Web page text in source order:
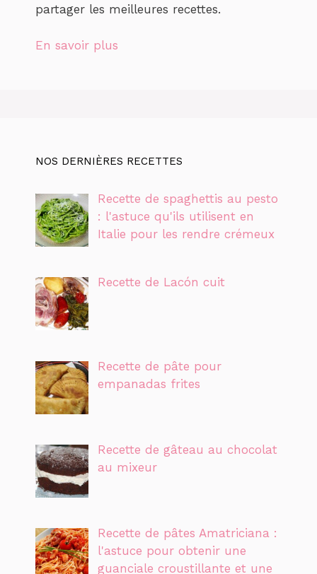
partager les meilleures recettes.
En savoir plus
NOS DERNIÈRES RECETTES
Recette de spaghettis au pesto
: l'astuce qu'ils utilisent en
Italie pour les rendre crémeux
Recette de Lacón cuit
Recette de pâte pour
empanadas frites
Recette de gâteau au chocolat
au mixeur
Recette de pâtes Amatriciana :
l'astuce pour obtenir une
guanciale croustillante et une